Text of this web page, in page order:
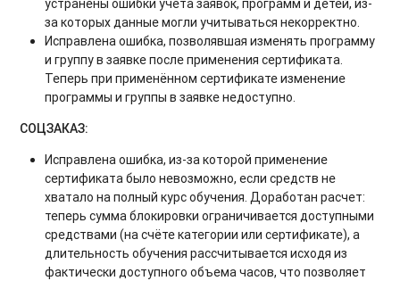
за которых данные могли учитываться некорректно.
Исправлена ошибка, позволявшая изменять программу
и группу в заявке после применения сертификата.
Теперь при применённом сертификате изменение
программы и группы в заявке недоступно.
СОЦЗАКАЗ:
Исправлена ошибка, из-за которой применение
сертификата было невозможно, если средств не
хватало на полный курс обучения. Доработан расчет:
теперь сумма блокировки ограничивается доступными
средствами (на счёте категории или сертификате), а
длительность обучения рассчитывается исходя из
фактически доступного объема часов, что позволяет